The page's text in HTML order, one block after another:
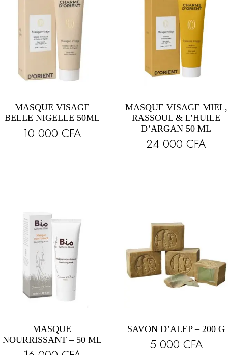
MASQUE VISAGE
BELLE NIGELLE 50ML
10 000 CFA
MASQUE VISAGE MIEL,
RASSOUL & L’HUILE
D’ARGAN 50 ML
24 000 CFA
MASQUE
NOURRISSANT – 50 ML
SAVON D’ALEP – 200 G
5 000 CFA